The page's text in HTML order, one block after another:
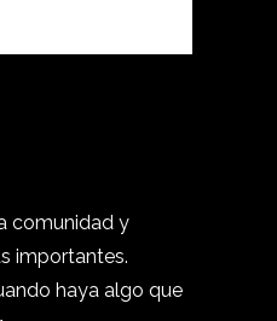
comunidad y
importantes.
haya algo que